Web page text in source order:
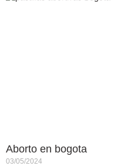
Aborto en bogota
03/05/2024